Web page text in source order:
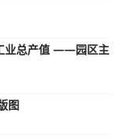
业总产值 ——园区主
图